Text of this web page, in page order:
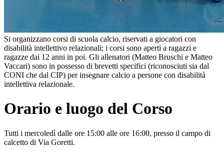
Si organizzano corsi di scuola calcio, riservati a giocatori con
disabilità intellettivo relazionali; i corsi sono aperti a ragazzi e
ragazze dai 12 anni in poi. Gli allenatori (Matteo Bruschi e Matteo
Vaccari) sono in possesso di brevetti specifici (riconosciuti sia dal
CONI che dal CIP) per insegnare calcio a persone con disabilità
intellettiva relazionale.
Orario e luogo del Corso
Tutti i mercoledì dalle ore 15:00 alle ore 16:00, presso il campo di
calcetto di Via Goretti.